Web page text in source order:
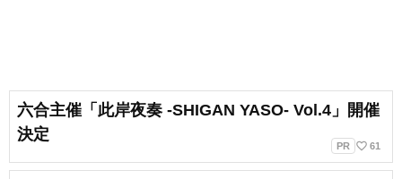
六合主催「此岸夜奏 -SHIGAN YASO- Vol.4」開催
決定
PR favorite_border 61